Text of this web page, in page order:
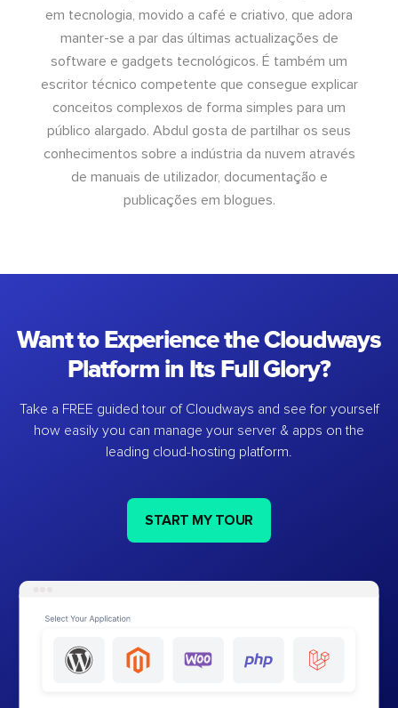
em tecnologia, movido a café e criativo, que adora
manter-se a par das últimas actualizações de
software e gadgets tecnológicos. É também um
escritor técnico competente que consegue explicar
conceitos complexos de forma simples para um
público alargado. Abdul gosta de partilhar os seus
conhecimentos sobre a indústria da nuvem através
de manuais de utilizador, documentação e
publicações em blogues.
Want to Experience the Cloudways
Platform in Its Full Glory?
Take a FREE guided tour of Cloudways and see for yourself
how easily you can manage your server & apps on the
leading cloud-hosting platform.
START MY TOUR